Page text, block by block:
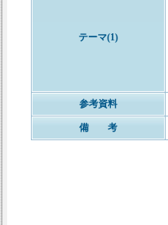
テーマ(1)
参考資料
備 考